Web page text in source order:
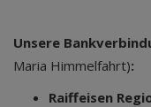
Unsere
Maria Himmelfahrt):
Raiffeisen